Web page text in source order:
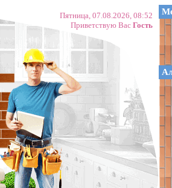
Пятница, 07.08.2026, 08:52
Приветствую Вас Гость